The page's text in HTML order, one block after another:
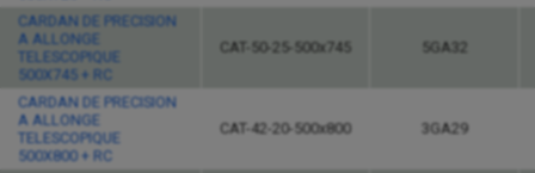
CARDAN DE PRECISION
A ALLONGE
TELESCOPIQUE
500X745 + RC
CAT-50-25-500x745 5GA32
CARDAN DE PRECISION
A ALLONGE
TELESCOPIQUE
500X800 + RC
CAT-42-20-500x800 3GA29